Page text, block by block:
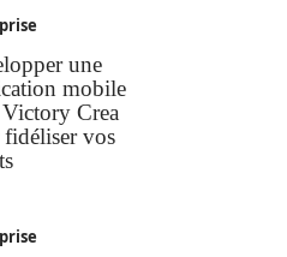
une
mobile
Crea
vos